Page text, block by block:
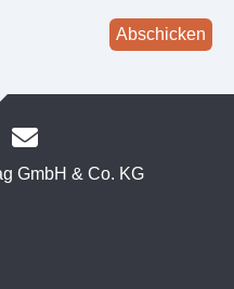
Abschicken
GmbH & Co. KG